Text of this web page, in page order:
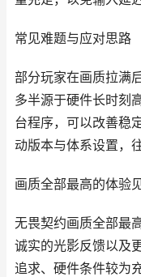
常见难题与应对思路
部分玩家在画质拉满
多半源于硬件长时刻
台程序，可以改善稳
动版本与体系设置，
画质全部最高的体验
无畏契约画质全部最
诚实的光影反馈以及
追求、硬件条件较为